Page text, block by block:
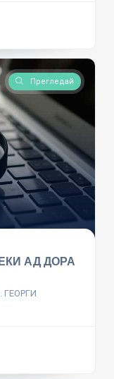
Прегледай
АД ДОРА
ГЕОРГИ